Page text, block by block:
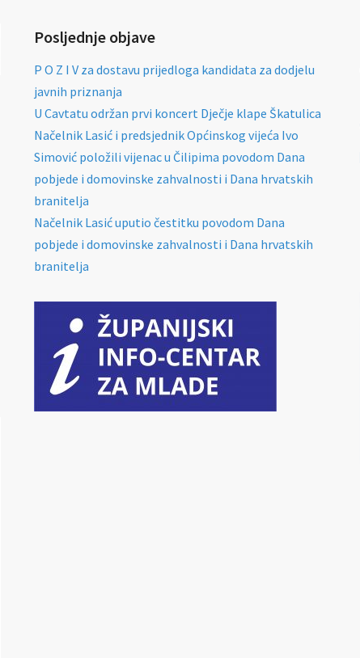
Posljednje objave
P O Z I V za dostavu prijedloga kandidata za dodjelu
javnih priznanja
U Cavtatu održan prvi koncert Dječje klape Škatulica
Načelnik Lasić i predsjednik Općinskog vijeća Ivo
Simović položili vijenac u Čilipima povodom Dana
pobjede i domovinske zahvalnosti i Dana hrvatskih
branitelja
Načelnik Lasić uputio čestitku povodom Dana
pobjede i domovinske zahvalnosti i Dana hrvatskih
branitelja